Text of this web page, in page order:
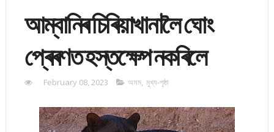
আম্বানিৰ চিৰিয়াখানালৈ ঘোং
প্ৰেৰণত হস্তক্ষেপ নকৰিলে
February 08, 2023 অসম, মুখ্য-পৃষ্ঠা